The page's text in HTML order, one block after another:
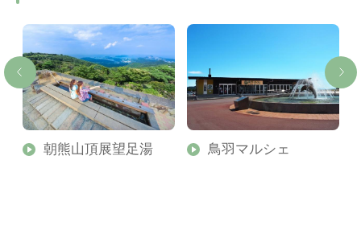
朝熊山頂展望足湯 鳥羽マルシェ